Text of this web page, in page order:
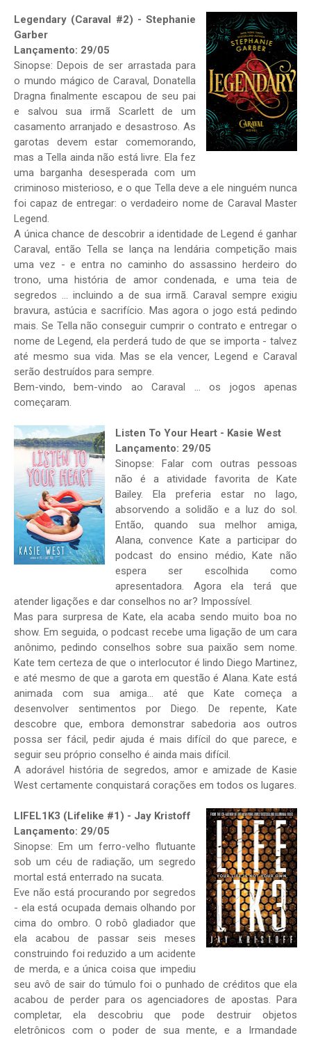
Legendary (Caraval #2) - Stephanie
Garber
Lançamento: 29/05
Sinopse: Depois de ser arrastada para
o mundo mágico de Caraval, Donatella
Dragna finalmente escapou de seu pai
e salvou sua irmã Scarlett de um
casamento arranjado e desastroso. As
garotas devem estar comemorando,
mas a Tella ainda não está livre. Ela fez
uma barganha desesperada com um
criminoso misterioso, e o que Tella deve a ele ninguém nunca
foi capaz de entregar: o verdadeiro nome de Caraval Master
Legend.
A única chance de descobrir a identidade de Legend é ganhar
Caraval, então Tella se lança na lendária competição mais
uma vez - e entra no caminho do assassino herdeiro do
trono, uma história de amor condenada, e uma teia de
segredos ... incluindo a de sua irmã. Caraval sempre exigiu
bravura, astúcia e sacrifício. Mas agora o jogo está pedindo
mais. Se Tella não conseguir cumprir o contrato e entregar o
nome de Legend, ela perderá tudo de que se importa - talvez
até mesmo sua vida. Mas se ela vencer, Legend e Caraval
serão destruídos para sempre.
Bem-vindo, bem-vindo ao Caraval ... os jogos apenas
começaram.
Listen To Your Heart - Kasie West
Lançamento: 29/05
Sinopse: Falar com outras pessoas
não é a atividade favorita de Kate
Bailey. Ela preferia estar no lago,
absorvendo a solidão e a luz do sol.
Então, quando sua melhor amiga,
Alana, convence Kate a participar do
podcast do ensino médio, Kate não
espera ser escolhida como
apresentadora. Agora ela terá que
atender ligações e dar conselhos no ar? Impossível.
Mas para surpresa de Kate, ela acaba sendo muito boa no
show. Em seguida, o podcast recebe uma ligação de um cara
anônimo, pedindo conselhos sobre sua paixão sem nome.
Kate tem certeza de que o interlocutor é lindo Diego Martinez,
e até mesmo de que a garota em questão é Alana. Kate está
animada com sua amiga... até que Kate começa a
desenvolver sentimentos por Diego. De repente, Kate
descobre que, embora demonstrar sabedoria aos outros
possa ser fácil, pedir ajuda é mais difícil do que parece, e
seguir seu próprio conselho é ainda mais difícil.
A adorável história de segredos, amor e amizade de Kasie
West certamente conquistará corações em todos os lugares.
LIFEL1K3 (Lifelike #1) - Jay Kristoff
Lançamento: 29/05
Sinopse: Em um ferro-velho flutuante
sob um céu de radiação, um segredo
mortal está enterrado na sucata.
Eve não está procurando por segredos
- ela está ocupada demais olhando por
cima do ombro. O robô gladiador que
ela acabou de passar seis meses
construindo foi reduzido a um acidente
de merda, e a única coisa que impediu
seu avô de sair do túmulo foi o punhado de créditos que ela
acabou de perder para os agenciadores de apostas. Para
completar, ela descobriu que pode destruir objetos
eletrônicos com o poder de sua mente, e a Irmandade